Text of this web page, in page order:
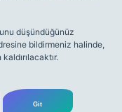
düşündüğünüz
bildirmeniz halinde,